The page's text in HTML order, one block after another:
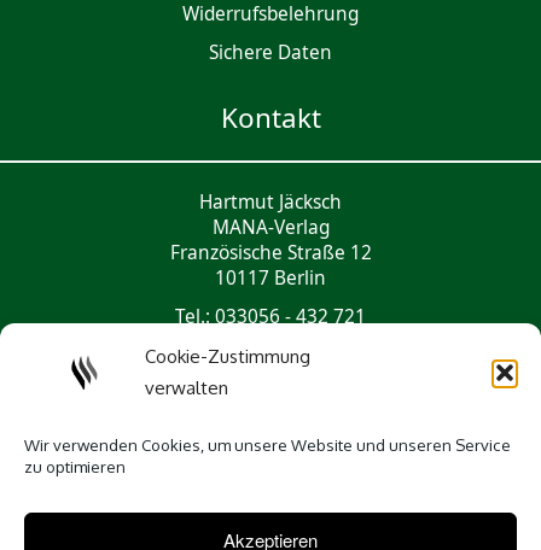
Cookie-Zustimmung
verwalten
Wir verwenden Cookies, um unsere Website und unseren Service
zu optimieren
Akzeptieren
Widerrufsbelehrung
Sichere Daten
Kontakt
Hartmut Jäcksch
MANA-Verlag
Französische Straße 12
10117 Berlin
Tel.: 033056 - 432 721
Social Media